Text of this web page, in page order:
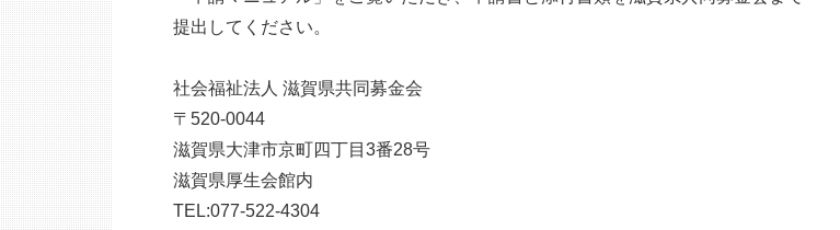
提出してください。
社会福祉法人 滋賀県共同募金会
〒520-0044
滋賀県大津市京町四丁目3番28号
滋賀県厚生会館内
TEL:077-522-4304